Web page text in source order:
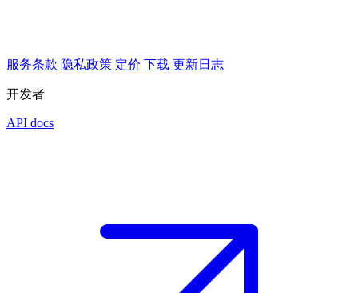
服务条款 隐私政策 定价 下载 更新日志
开发者
API docs